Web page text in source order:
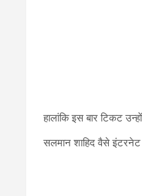
हालांकि इस बार टिकट
सलमान शाहिद वैसे